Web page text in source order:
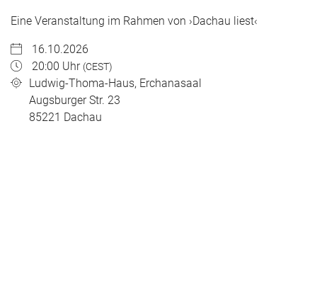
Eine Veranstaltung im Rahmen von ›Dachau liest‹
16.10.2026
20:00 Uhr (CEST)
Ludwig-Thoma-Haus, Erchanasaal
Augsburger Str. 23
85221 Dachau